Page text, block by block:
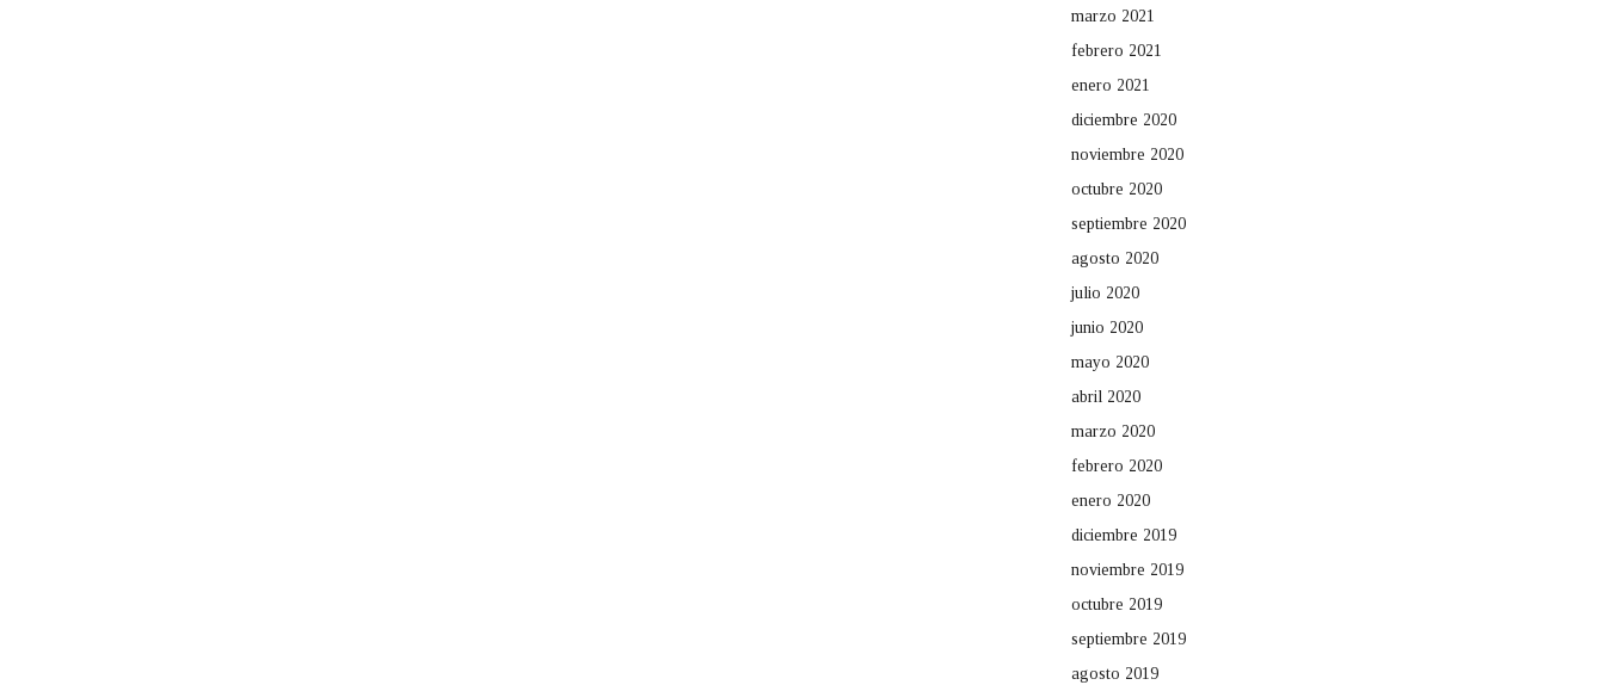
marzo 2021
febrero 2021
enero 2021
diciembre 2020
noviembre 2020
octubre 2020
septiembre 2020
agosto 2020
julio 2020
junio 2020
mayo 2020
abril 2020
marzo 2020
febrero 2020
enero 2020
diciembre 2019
noviembre 2019
octubre 2019
septiembre 2019
agosto 2019